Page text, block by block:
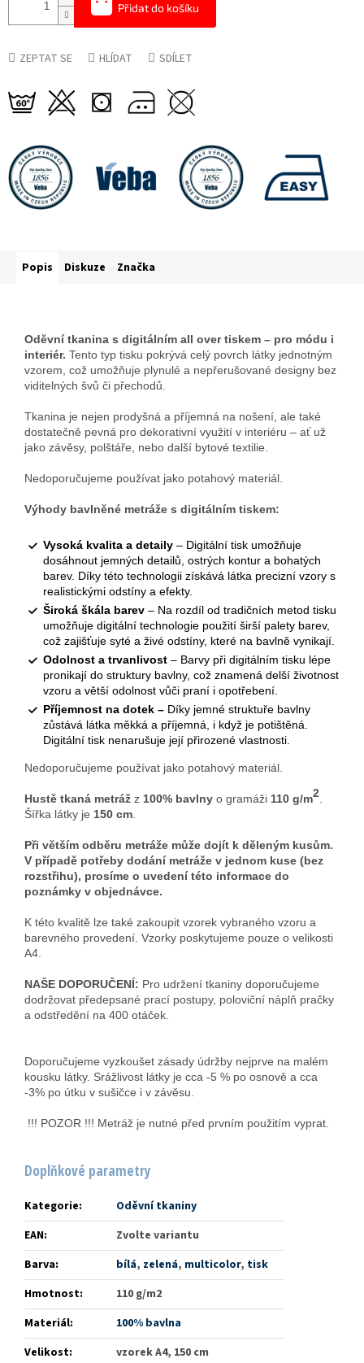
Přidat do košíku
ZEPTAT SE HLÍDAT SDÍLET
Popis Diskuze Značka
Oděvní tkanina s digitálním all over tiskem – pro módu i
interiér. Tento typ tisku pokrývá celý povrch látky jednotným
vzorem, což umožňuje plynulé a nepřerušované designy bez
viditelných švů či přechodů.
Tkanina je nejen prodyšná a příjemná na nošení, ale také
dostatečně pevná pro dekorativní využití v interiéru – ať už
jako závěsy, polštáře, nebo další bytové textilie.
Nedoporučujeme používat jako potahový materiál.
Výhody bavlněné metráže s digitálním tiskem:
Vysoká kvalita a detaily – Digitální tisk umožňuje
dosáhnout jemných detailů, ostrých kontur a bohatých
barev. Díky této technologii získává látka precizní vzory s
realistickými odstíny a efekty.
Široká škála barev – Na rozdíl od tradičních metod tisku
umožňuje digitální technologie použití širší palety barev,
což zajišťuje syté a živé odstíny, které na bavlně vynikají.
Odolnost a trvanlivost – Barvy při digitálním tisku lépe
pronikají do struktury bavlny, což znamená delší životnost
vzoru a větší odolnost vůči praní i opotřebení.
Příjemnost na dotek – Díky jemné struktuře bavlny
zůstává látka měkká a příjemná, i když je potištěná.
Digitální tisk nenarušuje její přirozené vlastnosti.
Nedoporučujeme používat jako potahový materiál.
Hustě tkaná metráž z 100% bavlny o gramáži 110 g/m2.
Šířka látky je 150 cm.
Při větším odběru metráže může dojít k děleným kusům.
V případě potřeby dodání metráže v jednom kuse (bez
rozstřihu), prosíme o uvedení této informace do
poznámky v objednávce.
K této kvalitě lze také zakoupit vzorek vybraného vzoru a
barevného provedení. Vzorky poskytujeme pouze o velikosti
A4.
NAŠE DOPORUČENÍ: Pro udržení tkaniny doporučujeme
dodržovat předepsané prací postupy, poloviční náplň pračky
a odstředění na 400 otáček.
Doporučujeme vyzkoušet zásady údržby nejprve na malém
kousku látky. Srážlivost látky je cca -5 % po osnově a cca
-3% po útku v sušičce i v závěsu.
!!! POZOR !!! Metráž je nutné před prvním použitím vyprat.
Doplňkové parametry
Kategorie:
Oděvní tkaniny
EAN:
Zvolte variantu
Barva: bílá, zelená, multicolor, tisk
Hmotnost:
110 g/m2
Materiál:
100% bavlna
Velikost: vzorek A4, 150 cm